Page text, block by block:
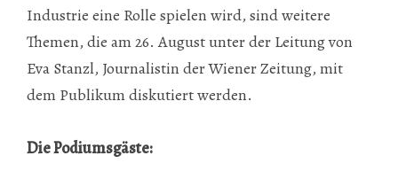
Industrie eine Rolle spielen wird, sind weitere
Themen, die am 26. August unter der Leitung von
Eva Stanzl, Journalistin der Wiener Zeitung, mit
dem Publikum diskutiert werden.
Die Podiumsgäste: